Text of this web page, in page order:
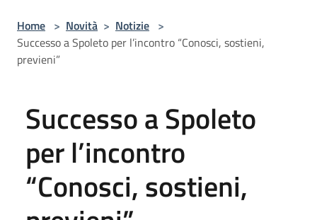
Home > Novità > Notizie >
Successo a Spoleto per l’incontro “Conosci, sostieni,
previeni”
Successo a Spoleto
per l’incontro
“Conosci, sostieni,